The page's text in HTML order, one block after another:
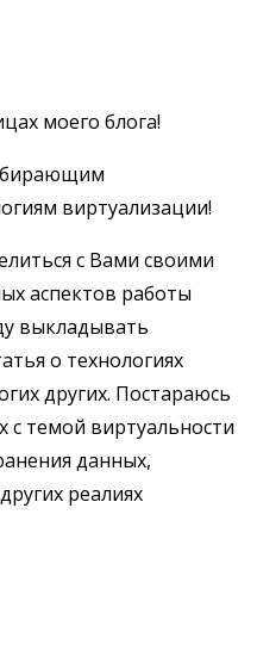
моего блога!
виртуализации!
с Вами своими
аспектов работы
выкладывать
о технологиях
других. Постараюсь
с темой виртуальности
данных,
реалиях